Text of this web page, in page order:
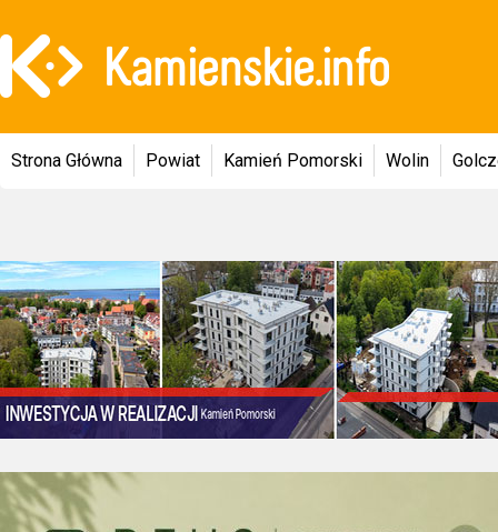
Strona Główna Powiat Kamień Pomorski Wolin